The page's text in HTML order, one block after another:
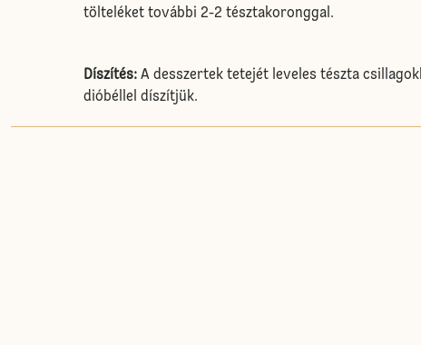
tölteléket további 2-2 tésztakoronggal.
Díszítés: A desszertek tetejét leveles tészta
dióbéllel díszítjük.